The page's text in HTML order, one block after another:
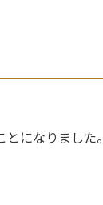
になりました。